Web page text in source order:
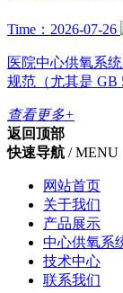
Time：2026-07-26
医院中心供氧系
规范（尤其是 GB
查看更多+
返回顶部
快速导航 / MENU
网站首页
关于我们
产品展示
中心供氧系
技术中心
联系我们